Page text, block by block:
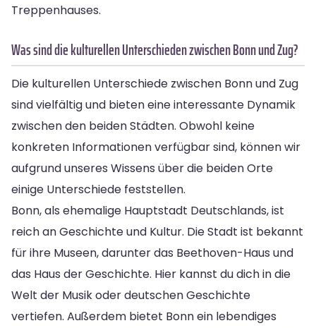
Treppenhauses.
Was sind die kulturellen Unterschieden zwischen Bonn und Zug?
Die kulturellen Unterschiede zwischen Bonn und Zug
sind vielfältig und bieten eine interessante Dynamik
zwischen den beiden Städten. Obwohl keine
konkreten Informationen verfügbar sind, können wir
aufgrund unseres Wissens über die beiden Orte
einige Unterschiede feststellen.
Bonn, als ehemalige Hauptstadt Deutschlands, ist
reich an Geschichte und Kultur. Die Stadt ist bekannt
für ihre Museen, darunter das Beethoven-Haus und
das Haus der Geschichte. Hier kannst du dich in die
Welt der Musik oder deutschen Geschichte
vertiefen. Außerdem bietet Bonn ein lebendiges